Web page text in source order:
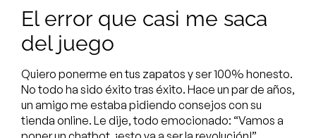
El error que casi me saca
del juego
Quiero ponerme en tus zapatos y ser 100% honesto.
No todo ha sido éxito tras éxito. Hace un par de años,
un amigo me estaba pidiendo consejos con su
tienda online. Le dije, todo emocionado: “Vamos a